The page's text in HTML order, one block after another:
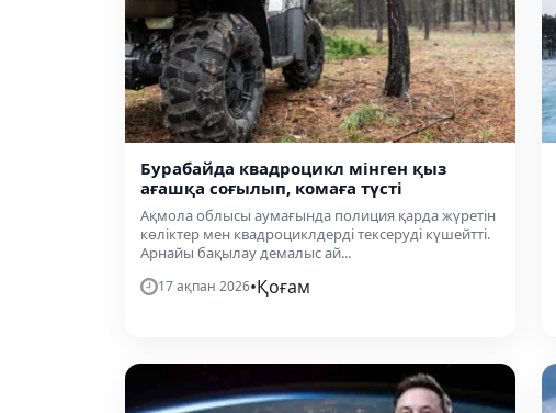
Бурабайда квадроцикл мінген қыз
ағашқа соғылып, комаға түсті
Ақмола облысы аумағында полиция қарда жүретін
көліктер мен квадроциклдерді тексеруді күшейтті.
Арнайы бақылау демалыс ай...
17 ақпан 2026•Қоғам